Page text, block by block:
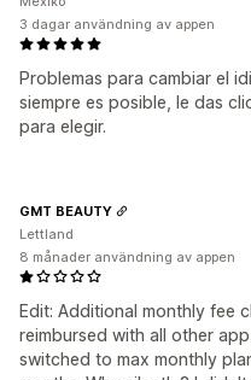
Problemas para cambiar el
siempre es posible, le das
para elegir.
3 dagar användning av appen
Edit: Additional monthly fee
reimbursed with all other
switched to max monthly
GMT BEAUTY
Lettland
8 månader användning av appen